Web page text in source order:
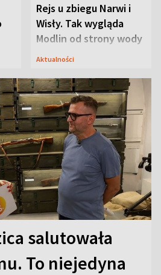
Rejs u zbiegu Narwi i
Wisły. Tak wygląda
Modlin od strony wody
Aktualności
salutowała
To niejedyna